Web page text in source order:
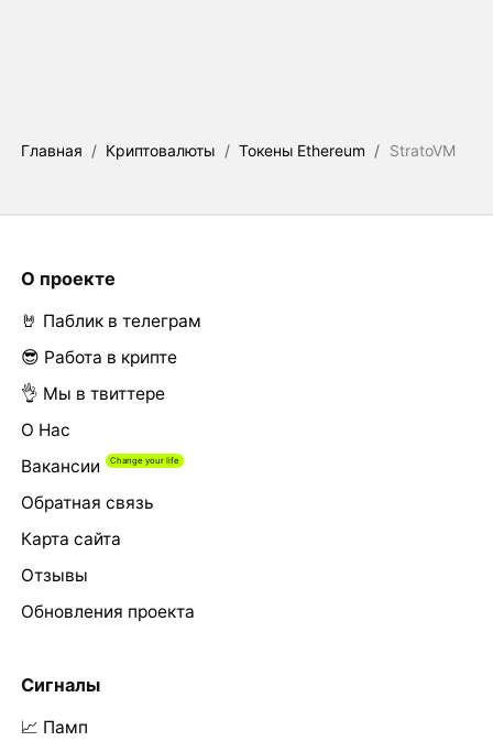
Главная / Криптовалюты / Токены Ethereum / StratoVM
О проекте
🤘 Паблик в телеграм
😎 Работа в крипте
👌 Мы в твиттере
О Нас
Вакансии
Обратная связь
Карта сайта
Отзывы
Обновления проекта
Сигналы
📈 Памп